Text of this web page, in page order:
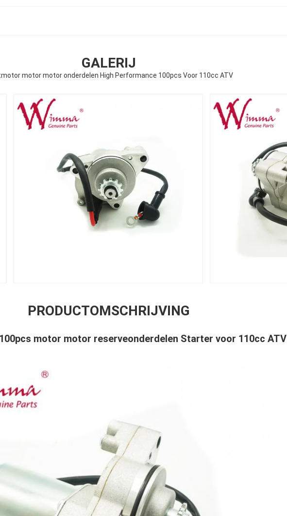
GALERIJ
motor motor onderdelen High Performance 100pcs Voor 110cc ATV
PRODUCTOMSCHRIJVING
motor motor reserveonderdelen Starter voor 110cc ATV